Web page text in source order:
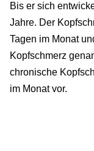
Bis er sich
Jahre. Der
Tagen im Monat
Kopfschmerz
chronische
im Monat vor.